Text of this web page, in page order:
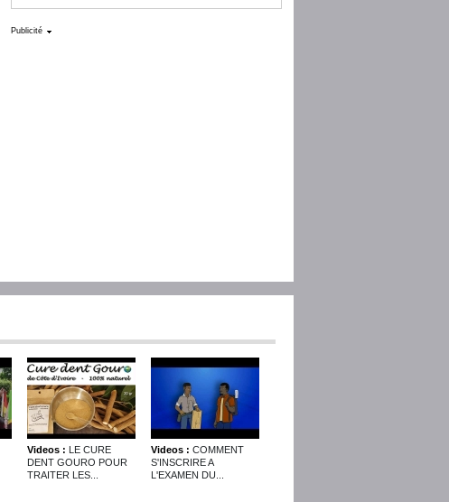
Publicité
Videos : LE CURE
DENT GOURO POUR
TRAITER LES...
Videos : COMMENT
S'INSCRIRE A
L'EXAMEN DU...